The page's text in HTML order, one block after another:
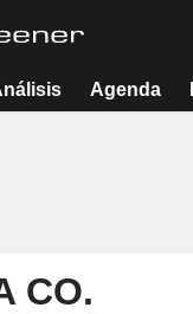
Agenda
CO.